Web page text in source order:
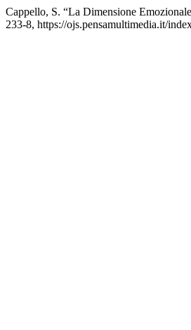
Cappello, S. “La Dimensione
233-8, https://ojs.pensamultimedia.it/